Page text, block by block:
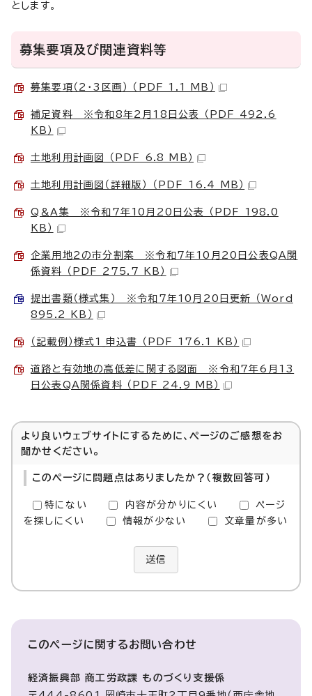
とします。
募集要項及び関連資料等
募集要項（2・3区画） （PDF 1.1 MB）
補足資料 ※令和8年2月18日公表 （PDF 492.6
KB）
土地利用計画図 （PDF 6.8 MB）
土地利用計画図（詳細版） （PDF 16.4 MB）
Q＆A集 ※令和7年10月20日公表 （PDF 198.0
KB）
企業用地2の市分割案 ※令和7年10月20日公表QA関
係資料 （PDF 275.7 KB）
提出書類（様式集） ※令和7年10月20日更新 （Word
895.2 KB）
（記載例）様式1_申込書 （PDF 176.1 KB）
道路と有効地の高低差に関する図面 ※令和7年6月13
日公表QA関係資料 （PDF 24.9 MB）
より良いウェブサイトにするために、ページのご感想をお
聞かせください。
このページに問題点はありましたか？（複数回答可）
特にない 内容が分かりにくい
ページ
を探しにくい
情報が少ない 文章量が多い
送信
このページに関するお問い合わせ
経済振興部 商工労政課 ものづくり支援係